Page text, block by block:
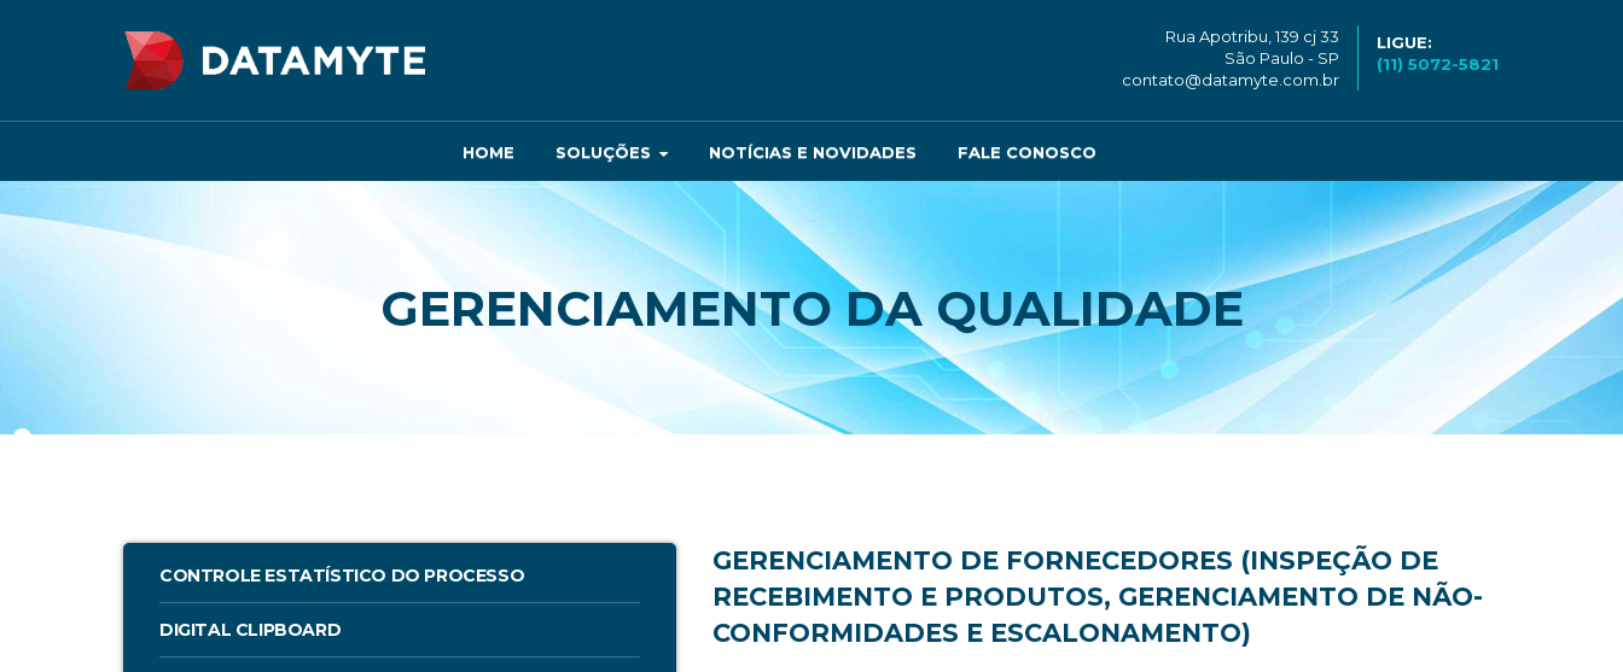
Rua Apotribu, 139 cj 33
São Paulo - SP
contato@datamyte.com.br
LIGUE:
(11) 5072-5821
HOME SOLUÇÕES NOTÍCIAS E NOVIDADES FALE CONOSCO
GERENCIAMENTO DA QUALIDADE
CONTROLE ESTATÍSTICO DO PROCESSO
DIGITAL CLIPBOARD
GERENCIAMENTO DE FORNECEDORES (INSPEÇÃO DE
RECEBIMENTO E PRODUTOS, GERENCIAMENTO DE NÃO-
CONFORMIDADES E ESCALONAMENTO)